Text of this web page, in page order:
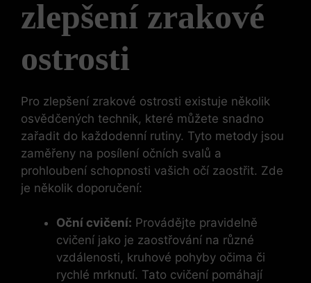
zlepšení zrakové
ostrosti
Pro zlepšení zrakové ostrosti existuje několik
osvědčených technik, které můžete snadno
zařadit do každodenní rutiny. Tyto metody jsou
zaměřeny na posílení očních svalů a
prohloubení schopnosti vašich očí zaostřit. Zde
je několik doporučení:
Oční cvičení: Provádějte pravidelně
cvičení jako je zaostřování na různé
vzdálenosti, kruhové pohyby očima či
rychlé mrknutí. Tato cvičení pomáhají